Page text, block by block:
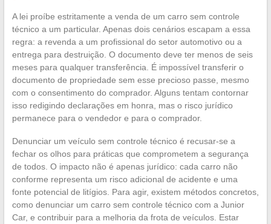
A lei proíbe estritamente a venda de um carro sem controle
técnico a um particular. Apenas dois cenários escapam a essa
regra: a revenda a um profissional do setor automotivo ou a
entrega para destruição. O documento deve ter menos de seis
meses para qualquer transferência. É impossível transferir o
documento de propriedade sem esse precioso passe, mesmo
com o consentimento do comprador. Alguns tentam contornar
isso redigindo declarações em honra, mas o risco jurídico
permanece para o vendedor e para o comprador.
Denunciar um veículo sem controle técnico é recusar-se a
fechar os olhos para práticas que comprometem a segurança
de todos. O impacto não é apenas jurídico: cada carro não
conforme representa um risco adicional de acidente e uma
fonte potencial de litígios. Para agir, existem métodos concretos,
como denunciar um carro sem controle técnico com a Junior
Car, e contribuir para a melhoria da frota de veículos. Estar